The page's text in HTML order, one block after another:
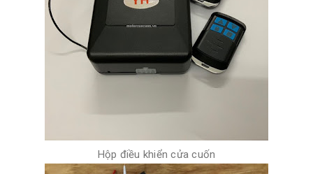
Hộp điều khiển cửa cuốn